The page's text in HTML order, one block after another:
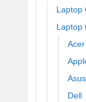
Laptop
Laptop
Acer
Asus
Dell